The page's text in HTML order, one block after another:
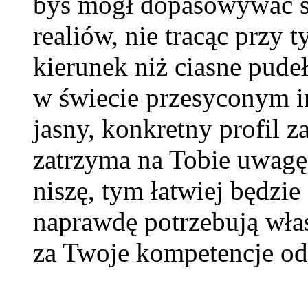
realiów, nie tracąc przy
kierunek niż ciasne
w świecie przesyconym
jasny, konkretny profil
zatrzyma na Tobie
niszę, tym łatwiej
naprawdę potrzebują
za Twoje kompetencje